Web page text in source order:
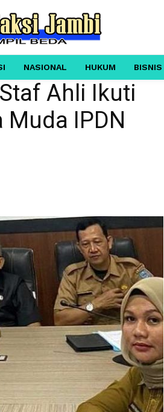
NASIONAL HUKUM BISNIS
Ahli Ikuti
IPDN